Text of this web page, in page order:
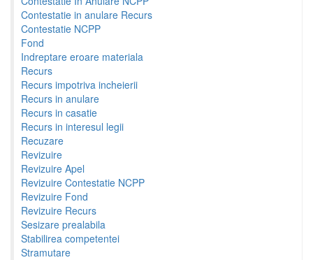
Contestatie in anulare Recurs
Contestatie NCPP
Fond
Indreptare eroare materiala
Recurs
Recurs impotriva incheierii
Recurs in anulare
Recurs in casatie
Recurs in interesul legii
Recuzare
Revizuire
Revizuire Apel
Revizuire Contestatie NCPP
Revizuire Fond
Revizuire Recurs
Sesizare prealabila
Stabilirea competentei
Stramutare